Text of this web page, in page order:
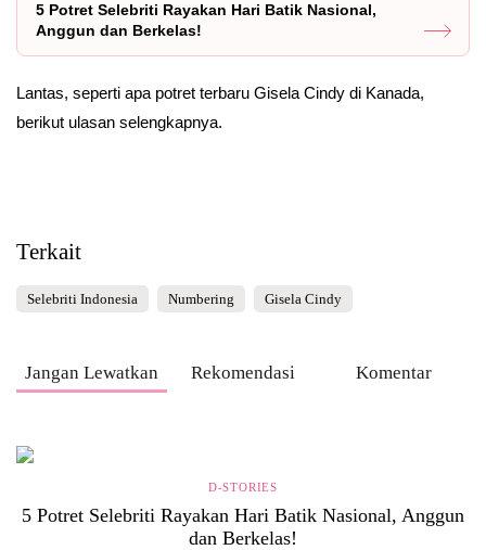
5 Potret Selebriti Rayakan Hari Batik Nasional,
Anggun dan Berkelas!
Lantas, seperti apa potret terbaru Gisela Cindy di Kanada,
berikut ulasan selengkapnya.
Terkait
Selebriti Indonesia Numbering Gisela Cindy
Jangan Lewatkan Rekomendasi Komentar
D-STORIES
5 Potret Selebriti Rayakan Hari Batik Nasional, Anggun
dan Berkelas!